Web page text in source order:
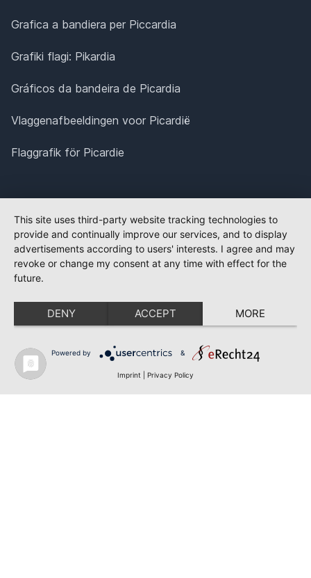
Grafica a bandiera per Piccardia
Grafiki flagi: Pikardia
Gráficos da bandeira de Picardia
Vlaggenafbeeldingen voor Picardië
Flaggrafik för Picardie
This site uses third-party website tracking technologies to
provide and continually improve our services, and to display
advertisements according to users' interests. I agree and may
revoke or change my consent at any time with effect for the
future.
DENY ACCEPT MORE
Powered by &
Imprint Privacy Policy